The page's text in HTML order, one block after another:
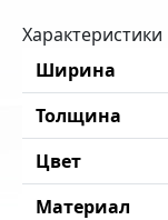
Характеристики
Ширина
Толщина
Цвет
Материал